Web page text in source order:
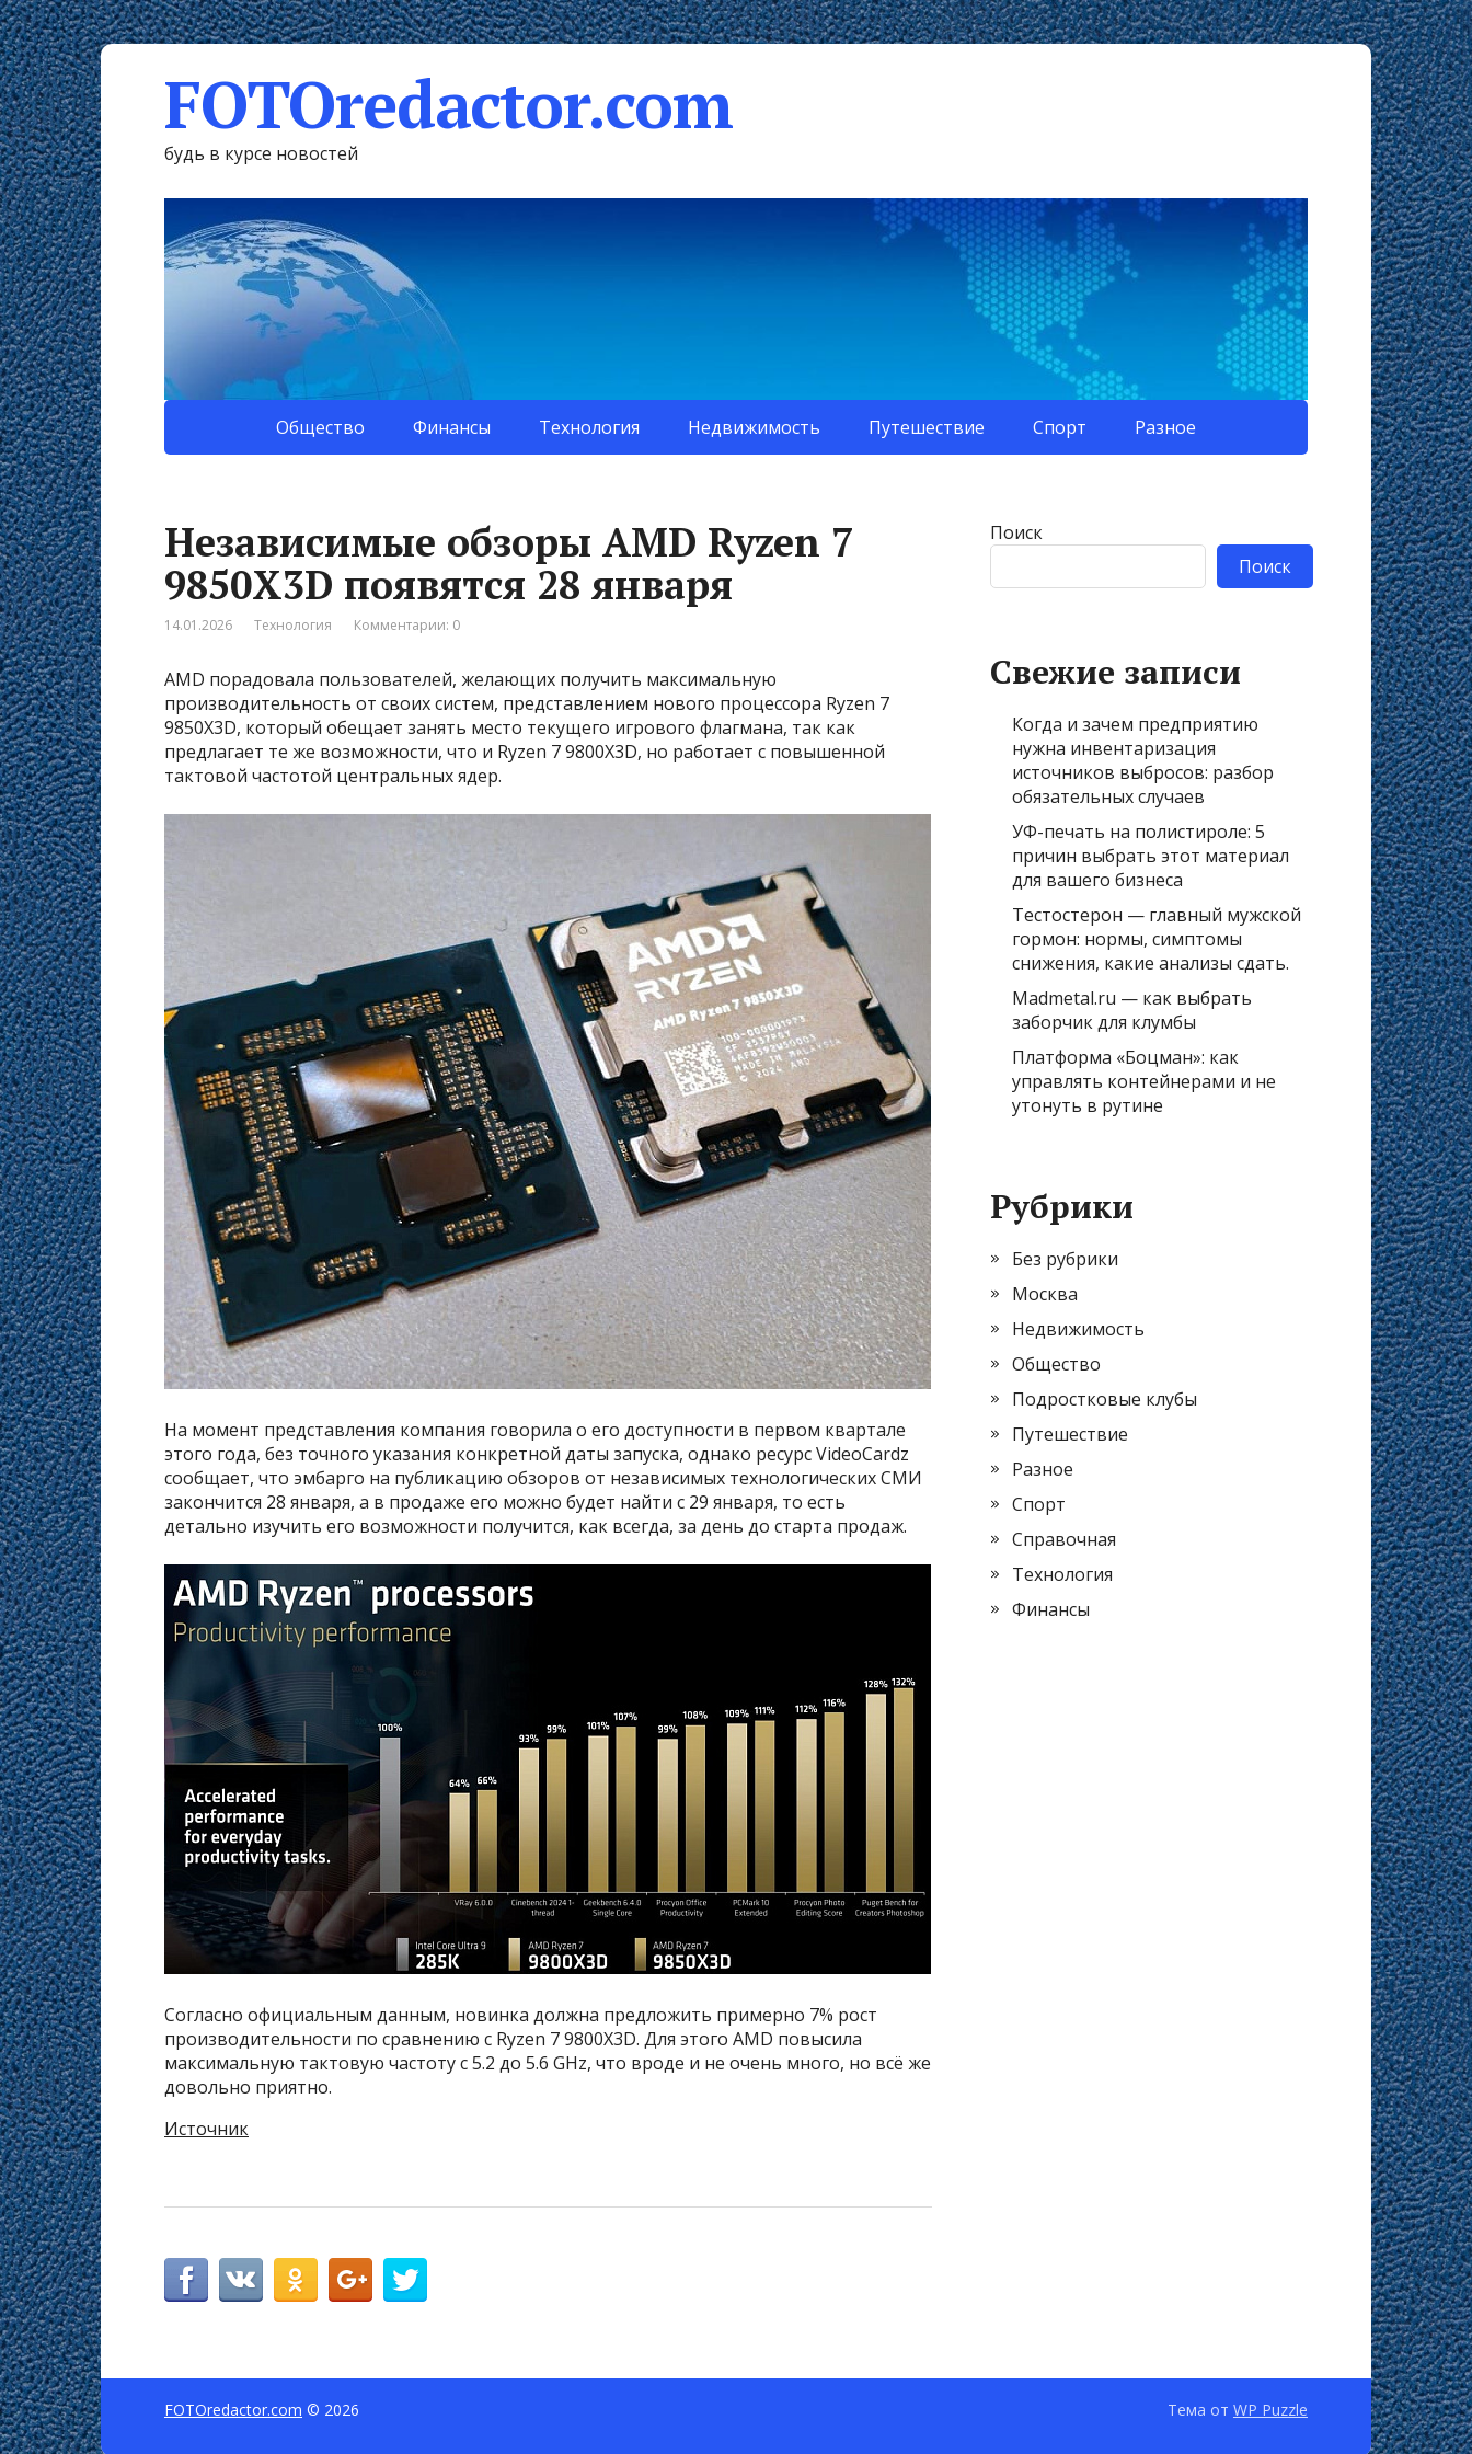
FOTOredactor.com
будь в курсе новостей
Общество Финансы Технология Недвижимость Путешествие Спорт Разное
Независимые обзоры AMD Ryzen 7
9850X3D появятся 28 января
14.01.2026 Технология Комментарии: 0
AMD порадовала пользователей, желающих получить максимальную
производительность от своих систем, представлением нового процессора Ryzen 7
9850X3D, который обещает занять место текущего игрового флагмана, так как
предлагает те же возможности, что и Ryzen 7 9800X3D, но работает с повышенной
тактовой частотой центральных ядер.
На момент представления компания говорила о его доступности в первом квартале
этого года, без точного указания конкретной даты запуска, однако ресурс VideoCardz
сообщает, что эмбарго на публикацию обзоров от независимых технологических СМИ
закончится 28 января, а в продаже его можно будет найти с 29 января, то есть
детально изучить его возможности получится, как всегда, за день до старта продаж.
Согласно официальным данным, новинка должна предложить примерно 7% рост
производительности по сравнению с Ryzen 7 9800X3D. Для этого AMD повысила
максимальную тактовую частоту с 5.2 до 5.6 GHz, что вроде и не очень много, но всё же
довольно приятно.
Источник
Поиск
Поиск
Свежие записи
Когда и зачем предприятию
нужна инвентаризация
источников выбросов: разбор
обязательных случаев
УФ-печать на полистироле: 5
причин выбрать этот материал
для вашего бизнеса
Тестостерон — главный мужской
гормон: нормы, симптомы
снижения, какие анализы сдать.
Madmetal.ru — как выбрать
заборчик для клумбы
Платформа «Боцман»: как
управлять контейнерами и не
утонуть в рутине
Рубрики
Без рубрики
Москва
Недвижимость
Общество
Подростковые клубы
Путешествие
Разное
Спорт
Справочная
Технология
Финансы
FOTOredactor.com © 2026 Тема от WP Puzzle